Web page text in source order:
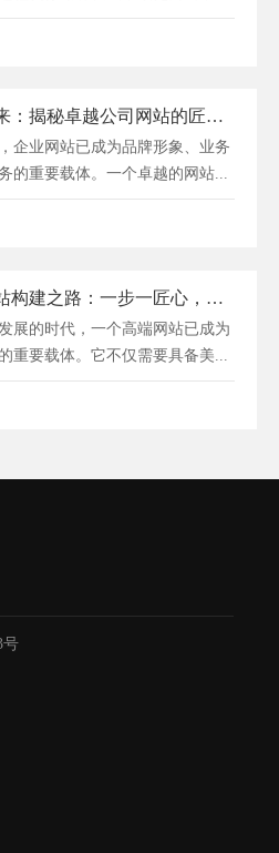
赋能企业未来：揭秘卓越公司网站的匠心构建之路
企业网站已成为品牌形象、业务
的重要载体。一个卓越的网站...
揭秘高端网站构建之路：一步一匠心，流程决定品质
展的时代，一个高端网站已成为
重要载体。它不仅需要具备美...
号